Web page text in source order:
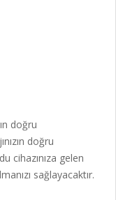
doğru
doğru
cihazınıza gelen
sağlayacaktır.